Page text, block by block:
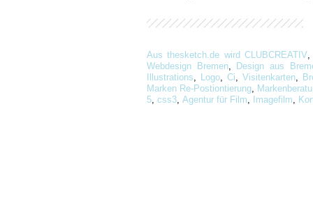
Aus thesketch.de wird CLUBCREATIV
Webdesign Bremen,
Design aus
Illustrations, Logo, Ci, Visitenkarten,
Marken Re-Postiontierung,
5, css3, Agentur für Film, Imagefilm,